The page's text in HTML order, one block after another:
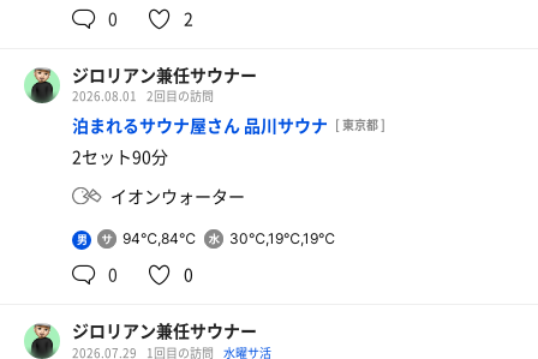
0 2
ジロリアン兼任サウナー
2026.08.01 2回目の訪問
泊まれるサウナ屋さん 品川サウナ [ 東京都 ]
2セット90分
イオンウォーター
男 94℃,84℃ 30℃,19℃,19℃
0 0
ジロリアン兼任サウナー
2026.07.29 1回目の訪問 水曜サ活